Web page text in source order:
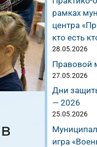
рамках
центра
кто есть
28.05.2026
Правовой
27.05.2026
Дни
— 2026
25.05.2026
игра